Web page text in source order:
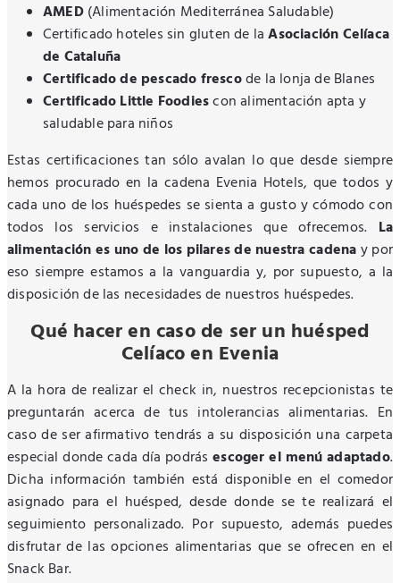
AMED(Alimentación Mediterránea Saludable)
Certificado hoteles sin gluten de laAsociación Celíaca
de Cataluña
Certificado de pescado frescode la lonja de Blanes
Certificado Little Foodiescon alimentación apta y
saludable para niños
Estas certificaciones tan sólo avalan lo que desde siempre
hemos procurado en la cadena Evenia Hotels, que todos y
cada uno de los huéspedes se sienta a gusto y cómodo con
todos los servicios e instalaciones que ofrecemos. La
alimentación es uno de los pilares de nuestra cadenay por
eso siempre estamos a la vanguardia y, por supuesto, a la
disposición de las necesidades de nuestros huéspedes.
Qué hacer en caso de ser un huésped
Celíaco en Evenia
A la hora de realizar el check in, nuestros recepcionistas te
preguntarán acerca de tus intolerancias alimentarias. En
caso de ser afirmativo tendrás a su disposición una carpeta
especial donde cada día podrásescoger el menú adaptado.
Dicha información también está disponible en el comedor
asignado para el huésped, desde donde se te realizará el
seguimiento personalizado. Por supuesto, además puedes
disfrutar de las opciones alimentarias que se ofrecen en el
Snack Bar.